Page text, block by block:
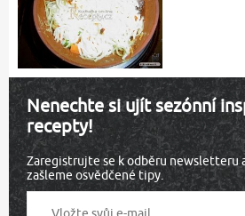
Nenechte si ujít sezónní
recepty!
Zaregistrujte se k odběru newsletteru
zašleme osvědčené tipy.